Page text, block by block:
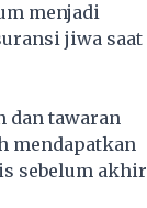
menjadi
jiwa saat
dan tawaran
mendapatkan
sebelum akhir